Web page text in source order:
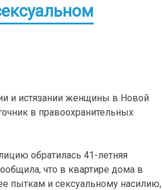
и истязании женщины в Новой
в правоохранительных
обратилась 41-летняя
что в квартире дома в
пыткам и сексуальному насилию,